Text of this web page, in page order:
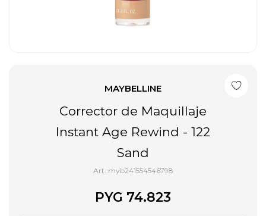
MAYBELLINE
Corrector de Maquillaje
Instant Age Rewind - 122
Sand
myb241554546798
PYG 74.823